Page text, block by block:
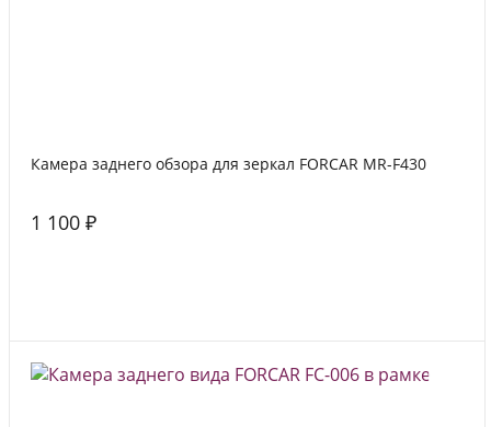
Камера заднего обзора для зеркал FORCAR MR-F430
1 100 ₽